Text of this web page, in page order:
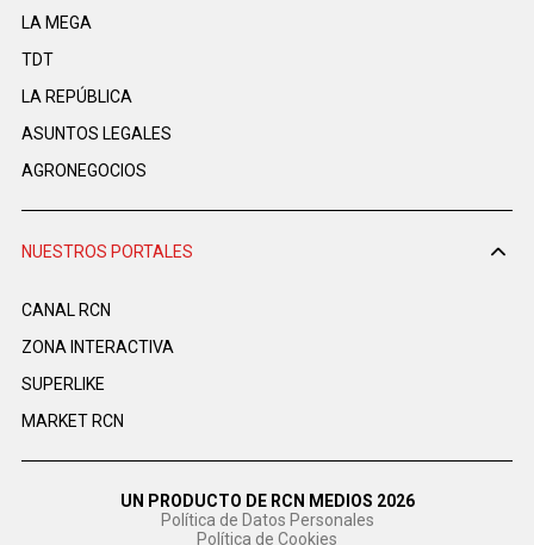
LA MEGA
TDT
LA REPÚBLICA
ASUNTOS LEGALES
AGRONEGOCIOS
NUESTROS PORTALES
CANAL RCN
ZONA INTERACTIVA
SUPERLIKE
MARKET RCN
UN PRODUCTO DE RCN MEDIOS 2026
Política de Datos Personales
Política de Cookies